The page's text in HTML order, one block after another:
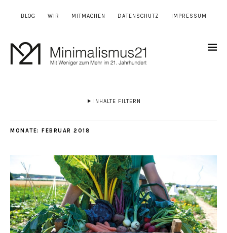
BLOG WIR MITMACHEN DATENSCHUTZ IMPRESSUM
INHALTE FILTERN
MONATE: FEBRUAR 2018